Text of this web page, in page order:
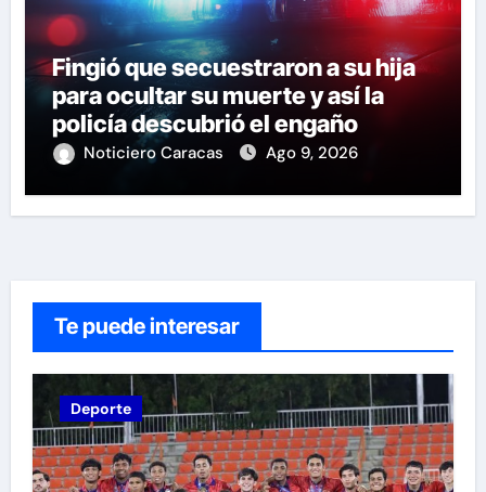
Fingió que secuestraron a su hija
para ocultar su muerte y así la
policía descubrió el engaño
Noticiero Caracas Ago 9, 2026
Te puede interesar
Deporte